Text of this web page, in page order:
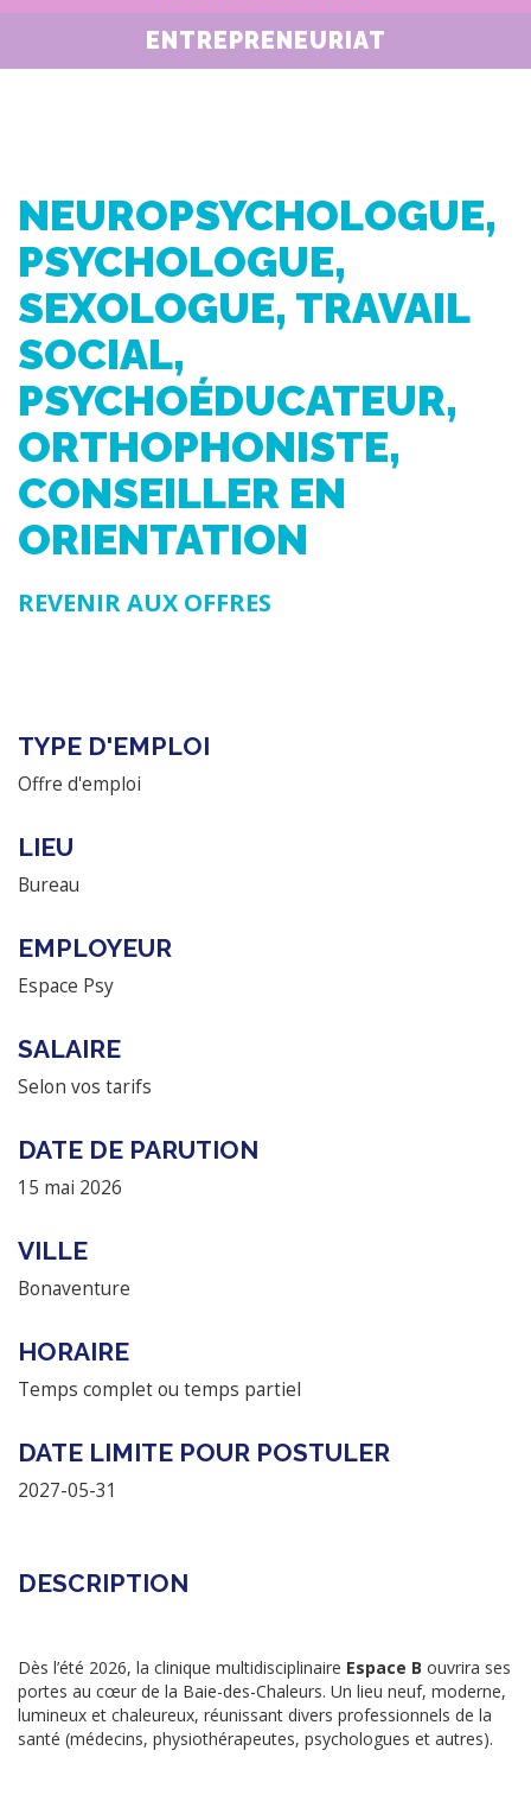
ENTREPRENEURIAT
NEUROPSYCHOLOGUE,
PSYCHOLOGUE,
SEXOLOGUE, TRAVAIL
SOCIAL,
PSYCHOÉDUCATEUR,
ORTHOPHONISTE,
CONSEILLER EN
ORIENTATION
REVENIR AUX OFFRES
TYPE D'EMPLOI
Offre d'emploi
LIEU
Bureau
EMPLOYEUR
Espace Psy
SALAIRE
Selon vos tarifs
DATE DE PARUTION
15 mai 2026
VILLE
Bonaventure
HORAIRE
Temps complet ou temps partiel
DATE LIMITE POUR POSTULER
2027-05-31
DESCRIPTION
Dès l’été 2026, la clinique multidisciplinaire Espace B ouvrira ses
portes au cœur de la Baie-des-Chaleurs. Un lieu neuf, moderne,
lumineux et chaleureux, réunissant divers professionnels de la
santé (médecins, physiothérapeutes, psychologues et autres).